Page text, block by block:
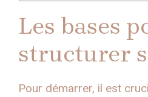
Les bases
structurer
Pour démarrer, il est